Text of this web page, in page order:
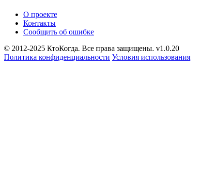
О проекте
Контакты
Сообщить об ошибке
© 2012-2025 КтоКогда. Все права защищены. v1.0.20
Политика конфиденциальности Условия использования